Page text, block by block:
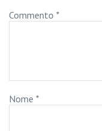
Commento *
Nome *